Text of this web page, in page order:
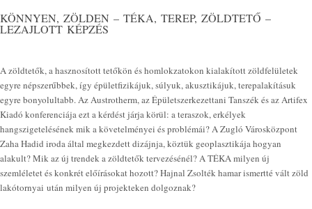
KÖNNYEN, ZÖLDEN – TÉKA, TEREP, ZÖLDTETŐ –
LEZAJLOTT KÉPZÉS
A zöldtetők, a hasznosított tetőkön és homlokzatokon kialakított zöldfelületek
egyre népszerűbbek, így épületfizikájuk, súlyuk, akusztikájuk, terepalakításuk
egyre bonyolultabb. Az Austrotherm, az Épületszerkezettani Tanszék és az Artifex
Kiadó konferenciája ezt a kérdést járja körül: a teraszok, erkélyek
hangszigetelésének mik a követelményei és problémái? A Zugló Városközpont
Zaha Hadid iroda által megkezdett dizájnja, köztük geoplasztikája hogyan
alakult? Mik az új trendek a zöldtetők tervezésénél? A TÉKA milyen új
szemléletet és konkrét előírásokat hozott? Hajnal Zsolték hamar ismertté vált zöld
lakótornyai után milyen új projekteken dolgoznak?